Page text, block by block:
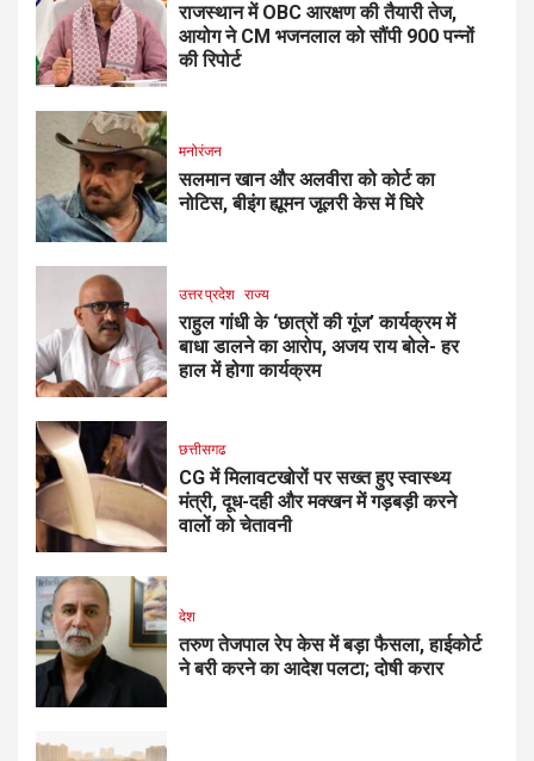
राजस्थान में OBC आरक्षण की तैयारी तेज,
आयोग ने CM भजनलाल को सौंपी 900 पन्नों
की रिपोर्ट
मनोरंजन
सलमान खान और अलवीरा को कोर्ट का
नोटिस, बीइंग ह्यूमन जूलरी केस में घिरे
उत्तर प्रदेश राज्य
राहुल गांधी के ‘छात्रों की गूंज’ कार्यक्रम में
बाधा डालने का आरोप, अजय राय बोले- हर
हाल में होगा कार्यक्रम
छत्तीसगढ
CG में मिलावटखोरों पर सख्त हुए स्वास्थ्य
मंत्री, दूध-दही और मक्खन में गड़बड़ी करने
वालों को चेतावनी
देश
तरुण तेजपाल रेप केस में बड़ा फैसला, हाईकोर्ट
ने बरी करने का आदेश पलटा; दोषी करार